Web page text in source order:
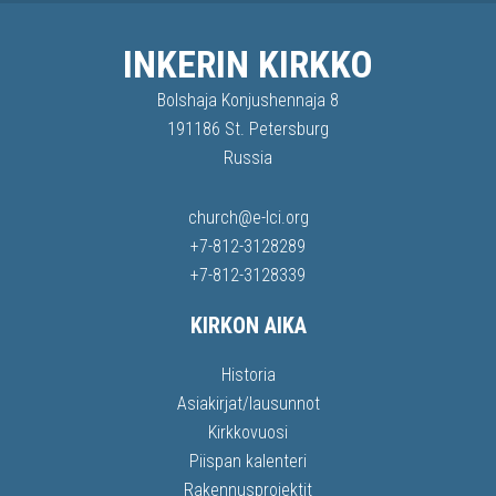
INKERIN KIRKKO
Bolshaja Konjushennaja 8
191186 St. Petersburg
Russia
church@e-lci.org
+7-812-3128289
+7-812-3128339
KIRKON AIKA
Historia
Asiakirjat/lausunnot
Kirkkovuosi
Piispan kalenteri
Rakennusprojektit